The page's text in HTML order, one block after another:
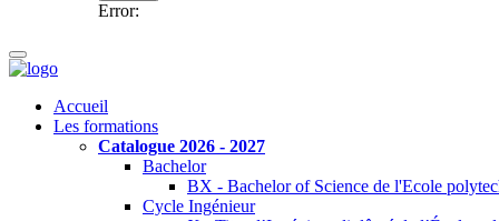
Error:
Accueil
Les formations
Catalogue 2026 - 2027
Bachelor
BX - Bachelor of Science de l'Ecole
Cycle Ingénieur